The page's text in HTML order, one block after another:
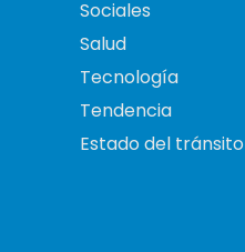
Sociales
Salud
Tecnología
Tendencia
Estado del tránsito